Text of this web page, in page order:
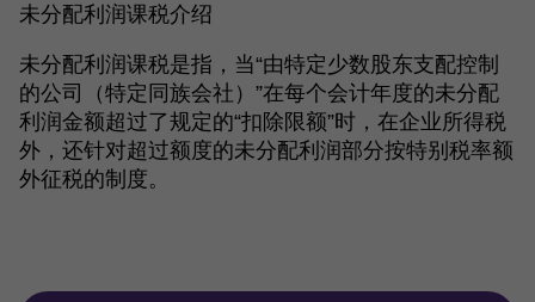
未分配利润课税介绍
未分配利润课税是指，当“由特定少数股东支配控制
的公司（特定同族会社）”在每个会计年度的未分配
利润金额超过了规定的“扣除限额”时，在企业所得税
外，还针对超过额度的未分配利润部分按特别税率额
外征税的制度。